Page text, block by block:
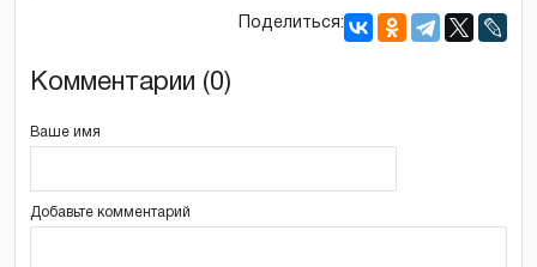
Поделиться:
Комментарии (0)
Ваше имя
Добавьте комментарий